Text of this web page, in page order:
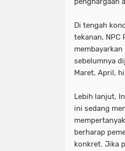
Di tengah
tekanan,
sebelumnya
Maret, April,
Lebih lanjut,
ini sedang
berharap
konkret. Jika